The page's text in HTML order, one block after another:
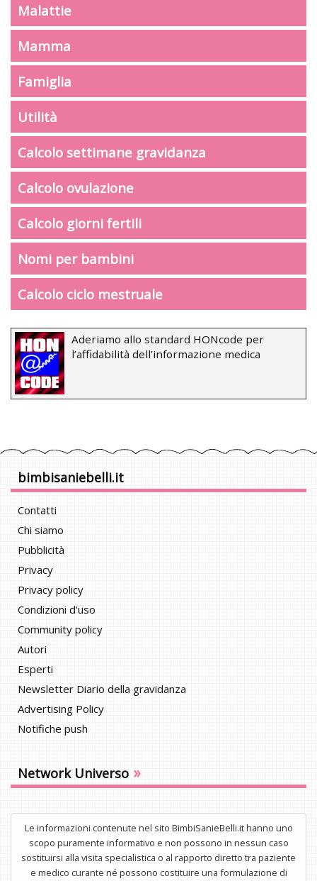
Malattie
Mamma
Famiglia
Utilità
Calcolo settimane gravidanza
Calcolo ovulazione
Calcolo giorni fertili
Nomi per bambini
Calcolo ciclo mestruale
Aderiamo allo standard HONcode per
l’affidabilità dell’informazione medica
bimbisaniebelli.it
Contatti
Chi siamo
Pubblicità
Privacy
Privacy policy
Condizioni d'uso
Community policy
Autori
Esperti
Newsletter Diario della gravidanza
Advertising Policy
Notifiche push
Network Universo »
Le informazioni contenute nel sito BimbiSanieBelli.it hanno uno
scopo puramente informativo e non possono in nessun caso
sostituirsi alla visita specialistica o al rapporto diretto tra paziente
e medico curante né possono costituire una formulazione di